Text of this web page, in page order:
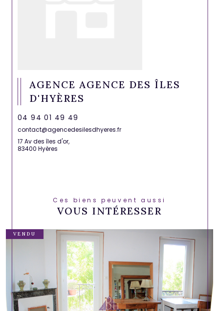
AGENCE AGENCE DES ÎLES
D'HYÈRES
04 94 01 49 49
contact@agencedesilesdhyeres.fr
17 Av des îles d'or,
83400 Hyères
Ces biens peuvent aussi
VOUS INTÉRESSER
VENDU